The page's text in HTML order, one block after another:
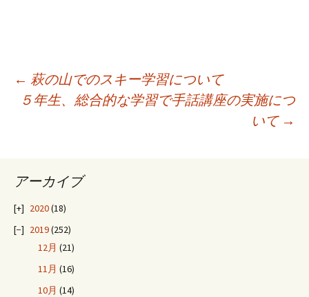
投
ナ
ビ
← 萩の山でのスキー学習について
５年生、総合的な学習で手話講座の実施につ
いて →
アーカイブ
2020(18)
2019(252)
12月 (21)
11月 (16)
10月 (14)